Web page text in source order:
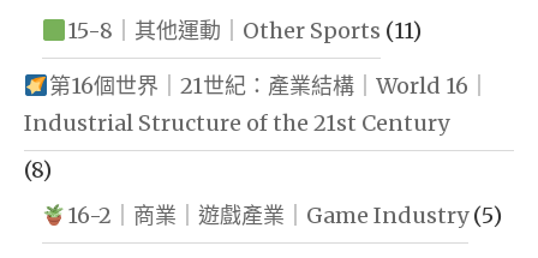
15-8｜其他運動｜Other Sports (11)
第16個世界｜21世紀：產業結構｜World 16｜
Industrial Structure of the 21st Century
(8)
16-2｜商業｜遊戲產業｜Game Industry(5)